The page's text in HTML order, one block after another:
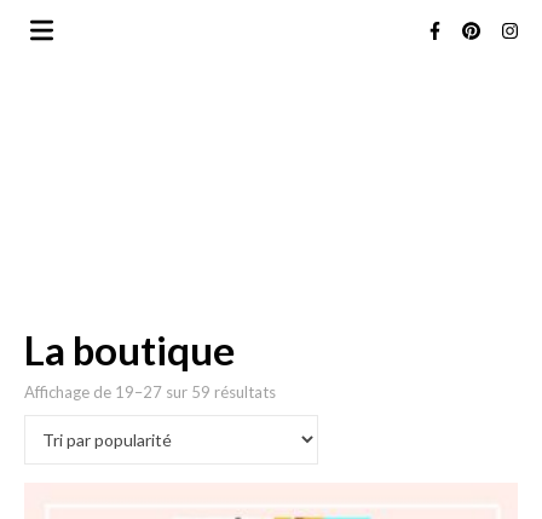
La boutique
Affichage de 19–27 sur 59 résultatsTrié par popularité